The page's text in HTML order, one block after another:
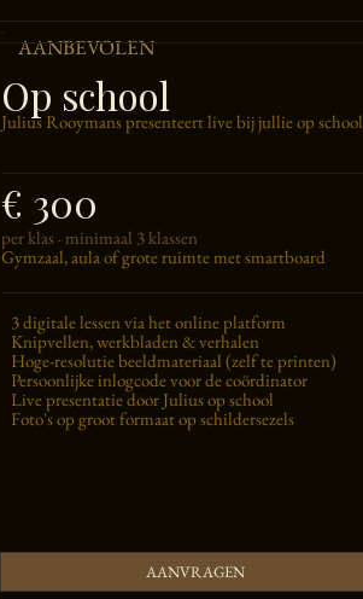
AANBEVOLEN
Op school
Julius Rooymans presenteert live bij jullie op school
€ 300
per klas · minimaal 3 klassen
Gymzaal, aula of grote ruimte met smartboard
3 digitale lessen via het online platform
Knipvellen, werkbladen & verhalen
Hoge-resolutie beeldmateriaal (zelf te printen)
Persoonlijke inlogcode voor de coördinator
Live presentatie door Julius op school
Foto's op groot formaat op schildersezels
AANVRAGEN